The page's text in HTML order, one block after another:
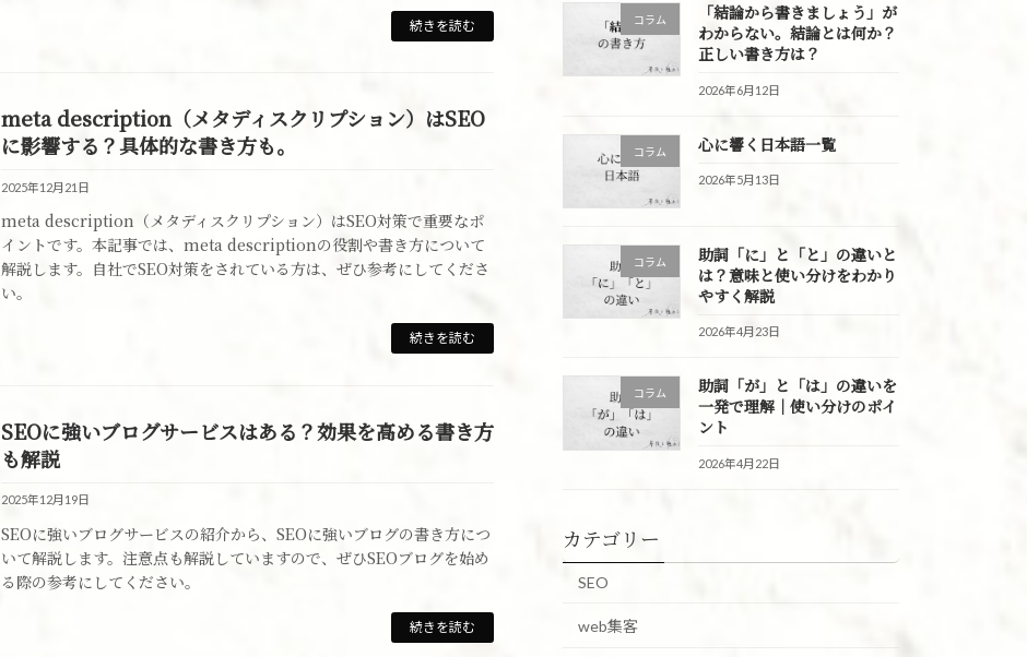
続きを読む
meta description（メタディスクリプション）はSEO
に影響する？具体的な書き方も。
2025年12月21日
meta description（メタディスクリプション）はSEO対策で重要なポ
イントです。本記事では、meta descriptionの役割や書き方について
解説します。自社でSEO対策をされている方は、ぜひ参考にしてくださ
い。
続きを読む
SEOに強いブログサービスはある？効果を高める書き方
も解説
2025年12月19日
SEOに強いブログサービスの紹介から、SEOに強いブログの書き方につ
いて解説します。注意点も解説していますので、ぜひSEOブログを始め
る際の参考にしてください。
続きを読む
コラム
「結論から書きましょう」が
わからない。結論とは何か？
正しい書き方は？
2026年6月12日
コラム 心に響く日本語一覧
2026年5月13日
コラム
助詞「に」と「と」の違いと
は？意味と使い分けをわかり
やすく解説
2026年4月23日
コラム
助詞「が」と「は」の違いを
一発で理解｜使い分けのポイ
ント
2026年4月22日
カテゴリー
SEO
web集客